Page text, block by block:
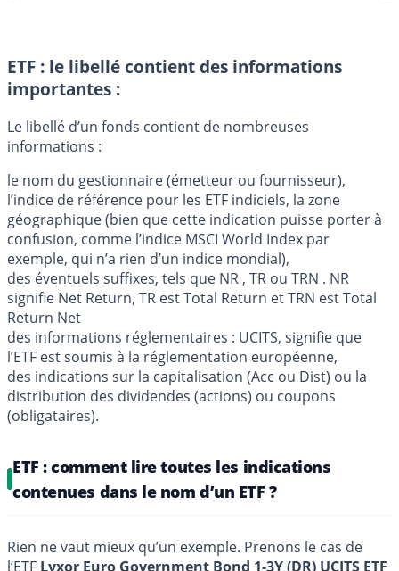
ETF : le libellé contient des informations
importantes :
Le libellé d’un fonds contient de nombreuses
informations :
le nom du gestionnaire (émetteur ou fournisseur),
l’indice de référence pour les ETF indiciels, la zone
géographique (bien que cette indication puisse porter à
confusion, comme l’indice MSCI World Index par
exemple, qui n’a rien d’un indice mondial),
des éventuels suffixes, tels que NR , TR ou TRN . NR
signifie Net Return, TR est Total Return et TRN est Total
Return Net
des informations réglementaires : UCITS, signifie que
l’ETF est soumis à la réglementation européenne,
des indications sur la capitalisation (Acc ou Dist) ou la
distribution des dividendes (actions) ou coupons
(obligataires).
ETF : comment lire toutes les indications
contenues dans le nom d’un ETF ?
Rien ne vaut mieux qu’un exemple. Prenons le cas de
l’ETF Lyxor Euro Government Bond 1-3Y (DR) UCITS ETF